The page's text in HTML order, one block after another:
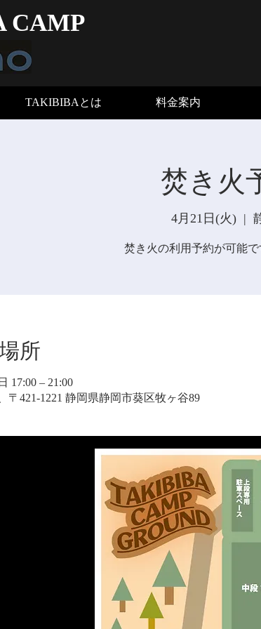
CAMP
TAKIBIBAとは 料金案内
焚き火
4月21日(火)
  |
焚き火の利用予約が可能で
所
17:00 – 21:00
〒421-1221 静岡県静岡市葵区牧ヶ谷89